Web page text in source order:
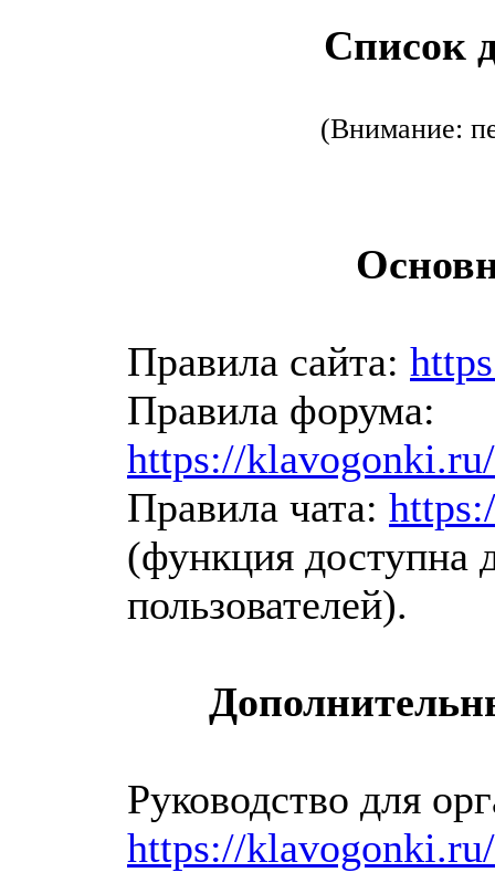
Список
(Внимание:
Правила сайта:
Правила форума:
https://
Правила чата:
(функция доступна
пользователей).
Руководство для
https://